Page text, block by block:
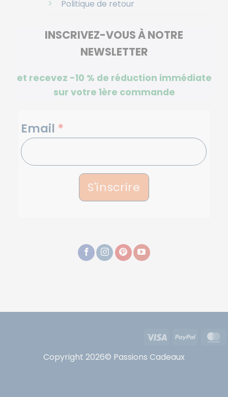
Politique de retour
INSCRIVEZ-VOUS À NOTRE
NEWSLETTER
et recevez -10 % de réduction immédiate
sur votre 1ère commande
NEWSLETTERS
Email *
S'inscrire
Copyright 2026© Passions Cadeaux
Visa PayPal